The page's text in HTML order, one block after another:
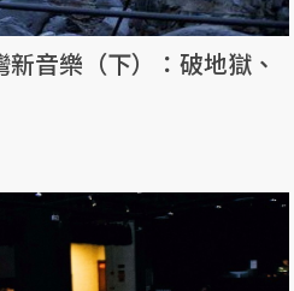
音樂（下）：破地獄、